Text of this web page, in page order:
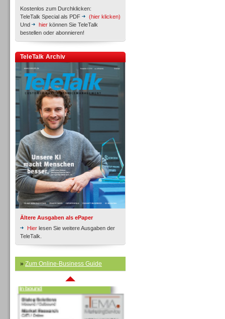
Kostenlos zum Durchklicken:
TeleTalk Special als PDF
(hier klicken)
Und
hier können Sie TeleTalk
bestellen oder abonnieren!
TeleTalk Archiv
Ältere Ausgaben als ePaper
Hier lesen Sie weitere Ausgaben der
TeleTalk.
» Zum Online-Business Guide
Inbound
Inbound
Inbound